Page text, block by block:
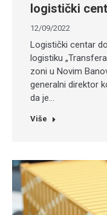
logistički
12/09/2022
Logistički centar
logistiku
zoni u Novim
generalni direktor
da je…
Više